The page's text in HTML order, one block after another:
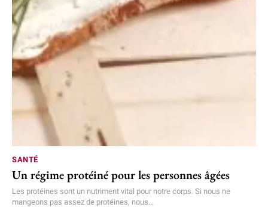
SANTÉ
Un régime protéiné pour les personnes âgées
Les protéines sont un nutriment vital pour notre corps. Si nous ne
mangeons pas assez de protéines, nous...